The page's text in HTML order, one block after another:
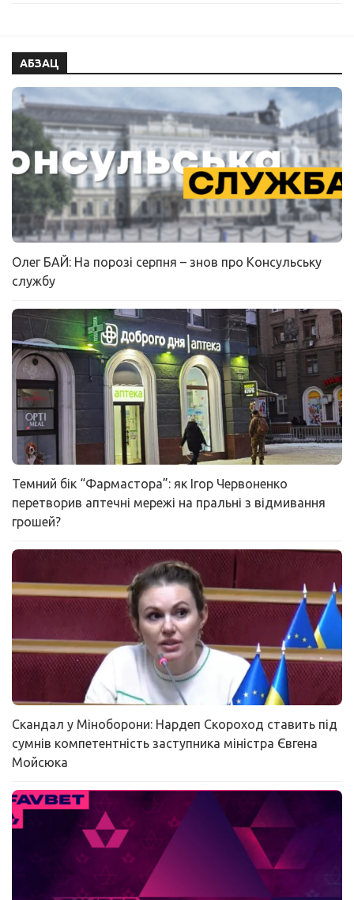
АБЗАЦ
Олег БАЙ: На порозі серпня – знов про Консульську
службу
Темний бік “Фармастора”: як Ігор Червоненко
перетворив аптечні мережі на пральні з відмивання
грошей?
Скандал у Міноборони: Нардеп Скороход ставить під
сумнів компетентність заступника міністра Євгена
Мойсюка